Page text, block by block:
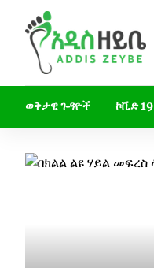
ወቅታዊ ጉዳዮች ኮቪድ 19